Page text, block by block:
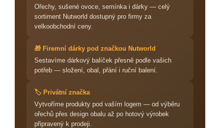
Ořechy, sušené ovoce, semínka i dárky — celý
sortiment Nutworld dostupný pro firmy za
velkoobchodní ceny.
🎁 Firemní dárky pod značkou Nutworld
Sestavíme dárkový balíček přesně podle vašich
potřeb — složení, obal, přání i ruční balení.
🏷️ Privátní značka
Vytvoříme produkty pod vaším logem — od výběru
ořechů přes design obalu až po hotový výrobek
připravený k prodeji.